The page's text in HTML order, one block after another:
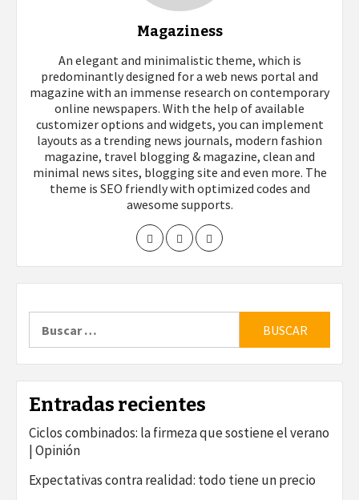
Magaziness
An elegant and minimalistic theme, which is
predominantly designed for a web news portal and
magazine with an immense research on contemporary
online newspapers. With the help of available
customizer options and widgets, you can implement
layouts as a trending news journals, modern fashion
magazine, travel blogging & magazine, clean and
minimal news sites, blogging site and even more. The
theme is SEO friendly with optimized codes and
awesome supports.
Entradas recientes
Ciclos combinados: la firmeza que sostiene el verano
| Opinión
Expectativas contra realidad: todo tiene un precio